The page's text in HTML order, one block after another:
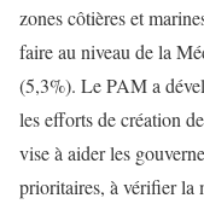
zones côtières et
faire au niveau de la
(5,3%). Le PAM a
les efforts de création
vise à aider les
prioritaires, à vérifier la